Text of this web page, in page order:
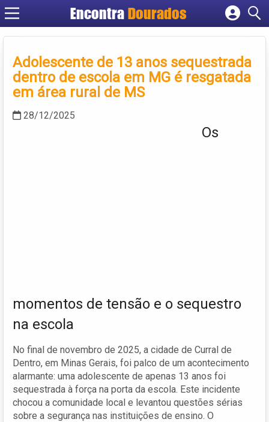
EncontraDourados
Cadastrar empresa
Criar conta
Adolescente de 13 anos sequestrada
dentro de escola em MG é resgatada
em área rural de MS
28/12/2025
Os
momentos de tensão e o sequestro
na escola
No final de novembro de 2025, a cidade de Curral de
Dentro, em Minas Gerais, foi palco de um acontecimento
alarmante: uma adolescente de apenas 13 anos foi
sequestrada à força na porta da escola. Este incidente
chocou a comunidade local e levantou questões sérias
sobre a segurança nas instituições de ensino. O